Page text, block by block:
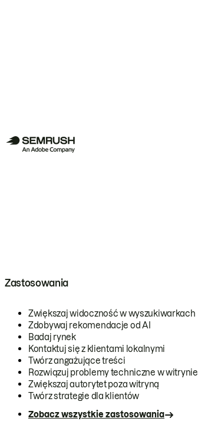
Zastosowania
Zwiększaj widoczność w wyszukiwarkach
Zdobywaj rekomendacje od AI
Badaj rynek
Kontaktuj się z klientami lokalnymi
Twórz angażujące treści
Rozwiązuj problemy techniczne w witrynie
Zwiększaj autorytet poza witryną
Twórz strategie dla klientów
Zobacz wszystkie zastosowania